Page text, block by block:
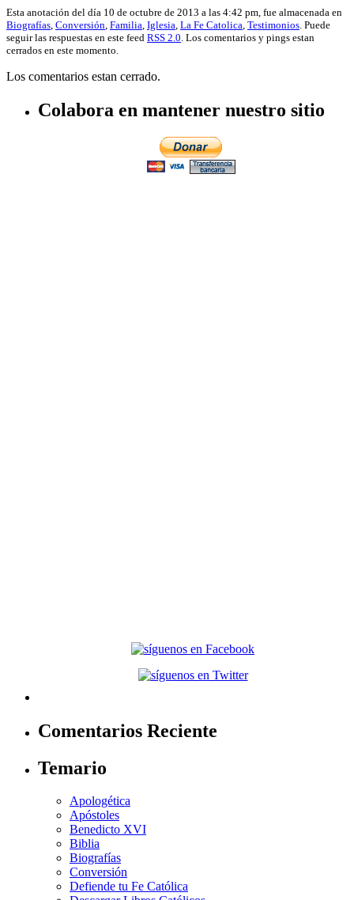
Esta anotación del día 10 de octubre de 2013 a las 4:42 pm, fue almacenada en
Biografías Conversión Familia Iglesia La Fe Catolica Testimonios . Puede
seguir las respuestas en este feed RSS 2.0 . Los comentarios y pings estan
cerrados en este momento.
Los comentarios estan cerrado.
Colabora en mantener nuestro sitio
Comentarios Reciente
Temario
Apologética
Apóstoles
Benedicto XVI
Biblia
Biografías
Conversión
Defiende tu Fe Católica